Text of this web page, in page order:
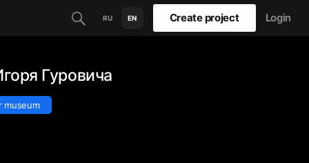
RU EN Create project Login
Гуровича
museum